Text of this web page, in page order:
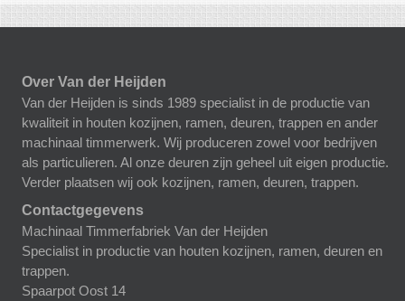
Over Van der Heijden
Van der Heijden is sinds 1989 specialist in de productie van
kwaliteit in houten kozijnen, ramen, deuren, trappen en ander
machinaal timmerwerk. Wij produceren zowel voor bedrijven
als particulieren. Al onze deuren zijn geheel uit eigen productie.
Verder plaatsen wij ook kozijnen, ramen, deuren, trappen.
Contactgegevens
Machinaal Timmerfabriek Van der Heijden
Specialist in productie van houten kozijnen, ramen, deuren en
trappen.
Spaarpot Oost 14